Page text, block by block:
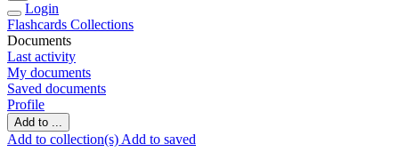
Login
Flashcards Collections
Documents
Last activity
My documents
Saved documents
Profile
Add to ...
Add to collection(s) Add to saved